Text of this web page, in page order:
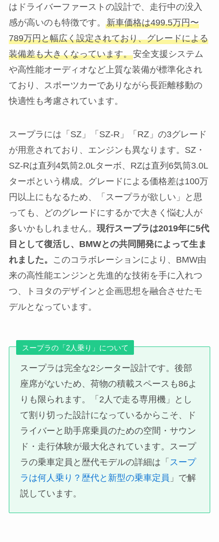
はドライバーファーストの設計で、走行中の没入
感が高いのも特徴です。 新車価格は499.5万円〜
789万円と幅広く設定されており、グレードによる
装備差も大きくなっています。安全支援システム
や高性能オーディオなど上質な装備が標準化され
ており、スポーツカーでありながら長距離移動の
快適性も考慮されています。
スープラには「SZ」「SZ-R」「RZ」の3グレード
が用意されており、エンジンも異なります。SZ・
SZ-Rは直列4気筒2.0Lターボ、RZは直列6気筒3.0L
ターボという構成。グレードによる価格差は100万
円以上にもなるため、「スープラが欲しい」と思
っても、どのグレードにするかで大きく悩む人が
多いかもしれません。 現行スープラは2019年に5代
目として復活し、BMWとの共同開発によって生ま
れました。
このコラボレーションにより、BMW由
来の高性能エンジンと先進的な技術を手に入れつ
つ、トヨタのデザインと企画思想を融合させたモ
デルとなっています。
スープラの「2人乗り」について
スープラは完全な2シーター設計です。後部
座席がないため、荷物の積載スペースも86よ
りも限られます。「2人で走る専用機」とし
て割り切った設計になっているからこそ、ド
ライバーと助手席乗員のための空間・サウン
ド・走行体験が最大化されています。スープ
ラの乗車定員と歴代モデルの詳細は「 スープ
ラは何人乗り？歴代と新型の乗車定員 」で解
説しています。